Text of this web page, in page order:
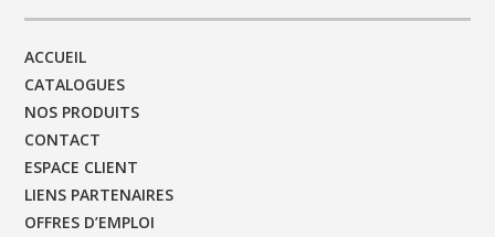
ACCUEIL
CATALOGUES
NOS PRODUITS
CONTACT
ESPACE CLIENT
LIENS PARTENAIRES
OFFRES D’EMPLOI